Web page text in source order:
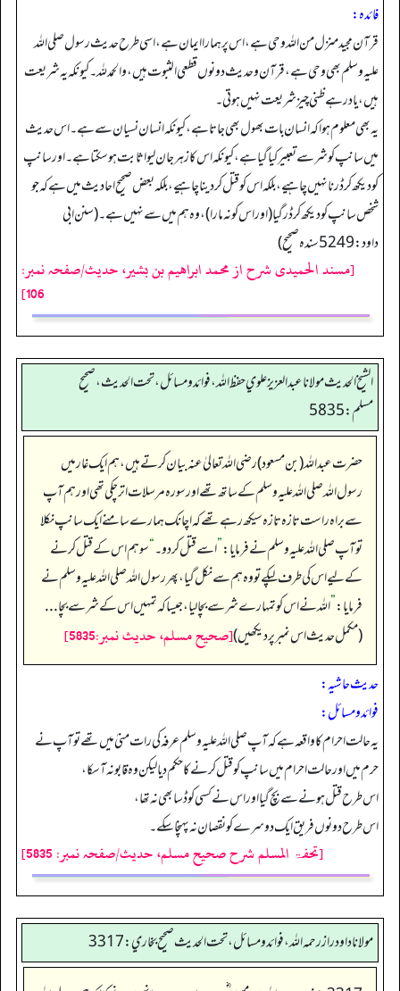
فائدہ:
قرآن مجید منزل من اللہ وحی ہے، اس پر ہمارا ایمان ہے، اسی طرح حدیث رسول صلی اللہ
علیہ وسلم بھی وحی ہے، قرآن وحدیث دونوں قطعی الثبوت ہیں، والحمد للہ۔ کیونکہ یہ شریعت
ہیں، یاد رہے ظنی چیز شریعت نہیں ہوتی۔
یہ بھی معلوم ہوا کہ انسان بات بھول بھی جاتا ہے، کیونکہ انسان نسیان سے ہے۔ اس حدیث
میں سانپ کو شر سے تعبیر کیا گیا ہے، کیونکہ اس کا زہر جان لیوا ثابت ہوسکتا ہے۔ اور سانپ
کو دیکھ کر ڈرنا نہیں چاہیے، بلکہ اس کوقتل کر دینا چاہیے، بلکہ بعض صحیح احادیث میں ہے کہ جو
شخص سانپ کو دیکھ کر ڈر گیا (اور اس کو نہ مارا)، وہ ہم میں سے نہیں ہے۔ (سنن ابی
داود: 5249 سنده صحيح)
[مسند الحمیدی شرح از محمد ابراهيم بن بشير، حدیث/صفحہ نمبر:
106]
الشيخ الحديث مولانا عبدالعزيز علوي حفظ الله، فوائد و مسائل، تحت الحديث ، صحيح
مسلم: 5835
حضرت عبداللہ (بن مسعود) رضی اللہ تعالیٰ عنہ بیان کرتے ہیں، ہم ایک غار میں
رسول اللہ صلی اللہ علیہ وسلم کے ساتھ تھے اور سورہ مرسلات اتر چکی تھی اور ہم آپ
سے براہ راست تازہ تازہ سیکھ رہے تھے کہ اچانک ہمارے سامنے ایک سانپ نکلا
تو آپ صلی اللہ علیہ وسلم نے فرمایا:”اسے قتل کر دو۔“سو ہم اس کے قتل کرنے
کے لیے اس کی طرف لپکے تو وہ ہم سے نکل گیا، پھر رسول اللہ صلی اللہ علیہ وسلم نے
فرمایا:”اللہ نے اس کو تمہارے شر سے بچا لیا، جیسا کہ تمہیں اس کے شر سے بچا...
(مکمل حدیث اس نمبر پر دیکھیں)[صحيح مسلم، حديث نمبر:5835]
حدیث حاشیہ:
فوائد ومسائل:
یہ حالت احرام کا واقعہ ہے کہ آپ صلی اللہ علیہ وسلم عرفہ کی رات منیٰ میں تھے تو آپ نے
حرم میں اور حالت احرام میں سانپ کو قتل کرنے کا حکم دیا لیکن وہ قابو نہ آ سکا،
اس طرح قتل ہونے سے بچ گیا اور اس نے کسی کو ڈسا بھی نہ تھا،
اس طرح دونوں فریق ایک دوسرے کو نقصان نہ پہنچا سکے۔
[تحفۃ المسلم شرح صحیح مسلم، حدیث/صفحہ نمبر: 5835]
مولانا داود راز رحمه الله، فوائد و مسائل، تحت الحديث صحيح بخاري: 3317